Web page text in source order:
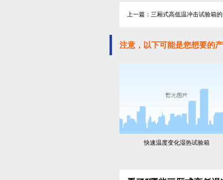
上一篇：三厢式高低温冲击试验箱
注意，以下可能是您想要的
快速温度变化湿热试验箱